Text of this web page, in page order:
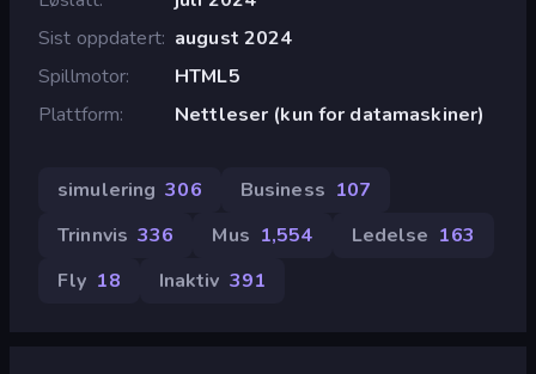
Sist oppdatert august 2024
Spillmotor
HTML5
Plattform
Nettleser (kun for datamaskiner)
simulering 306 Business 107
Trinnvis 336 Mus 1,554 Ledelse 163
Fly 18 Inaktiv 391